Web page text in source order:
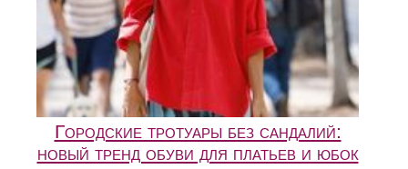
Городские тротуары без сандалий:
новый тренд обуви для платьев и юбок